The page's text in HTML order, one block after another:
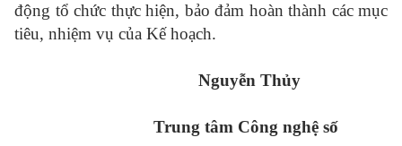
động tổ chức thực hiện, bảo đảm hoàn thành các mục
tiêu, nhiệm vụ của Kế hoạch.
Nguyễn Thủy
Trung tâm Công nghệ số